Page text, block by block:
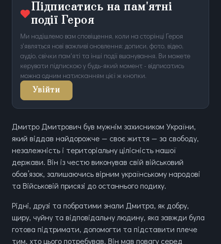
Підписатись на пам'ятні
події Героя
Ми надішлемо вам сповіщення, коли на сторінці Героя
з'являться нові важливі оновлення: дописи, фото, відео,
аудіо, свічки пам'яті та інші події вшанування. Ви можете
керувати підпискою у будь-який момент - відписатись
можна одним натисканням цієї ж кнопки.
Увійти
Дмитро Дмитрович був мужнім захисником України,
який віддав найдорожче — своє життя — за свободу,
незалежність і територіальну цілісність нашої
держави. Він із честю виконував свій військовий
обов’язок, залишаючись вірним українському народові
та Військовій присязі до останнього подиху.
Рідні, друзі та побратими знали Дмитра, як добру,
щиру, чуйну та відповідальну людину, яка завжди була
готова підтримати, допомогти та підставити плече
тим, хто цього потребував. Він мав повагу серед